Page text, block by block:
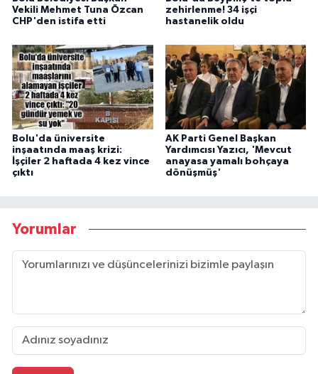
Vekili Mehmet Tuna Özcan
CHP'den istifa etti
zehirlenme! 34 işçi
hastanelik oldu
Bolu'da üniversite
inşaatında maaş krizi:
İşçiler 2 haftada 4 kez vince
çıktı
AK Parti Genel Başkan
Yardımcısı Yazıcı, 'Mevcut
anayasa yamalı bohçaya
dönüşmüş'
Yorumlar